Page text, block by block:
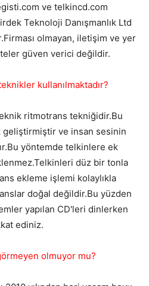
ve telkincd.com
Teknoloji Danışmanlık Ltd
olmayan, iletişim ve yer
güven verici değildir.
kullanılmaktadır?
ritmotrans tekniğidir.Bu
geliştirmiştir ve insan sesinin
yöntemde telkinlere ek
düz bir tonla
ekleme işlemi kolaylıkla
doğal değildir.Bu yüzden
yapılan CD'leri dinlerken
ediniz.
olmuyor mu?